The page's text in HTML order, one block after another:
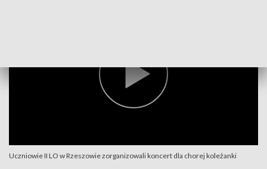
Uczniowie II LO w Rzeszowie zorganizowali koncert dla chorej koleżanki